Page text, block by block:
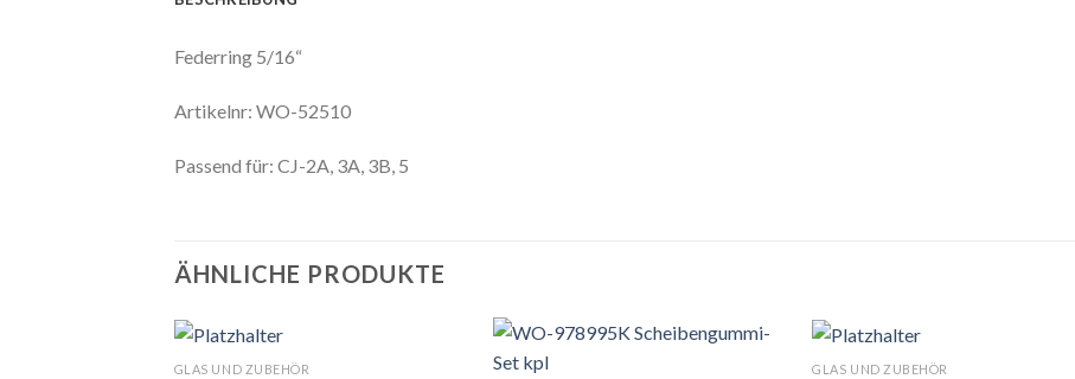
Federring 5/16“
Artikelnr: WO-52510
Passend für: CJ-2A, 3A, 3B, 5
ÄHNLICHE PRODUKTE
GLAS UND ZUBEHÖR GLAS UND ZUBEHÖR